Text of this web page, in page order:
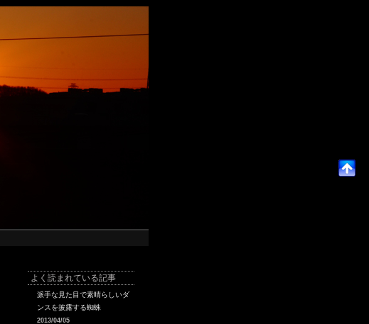
よく読まれている記事
派手な見た目で素晴らしいダ
ンスを披露する蜘蛛
2013/04/05